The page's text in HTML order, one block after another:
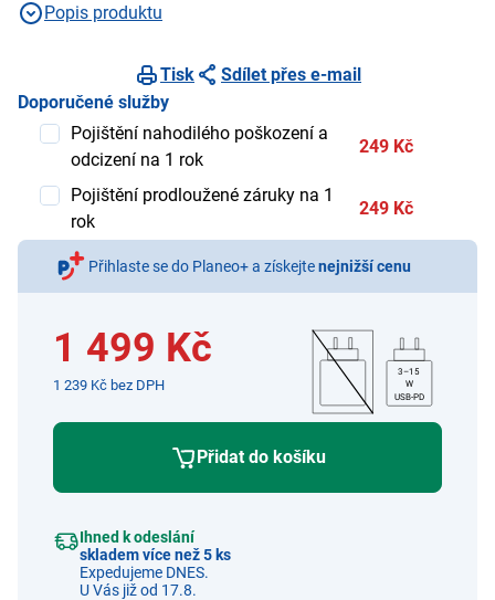
Popis produktu
Tisk
Sdílet přes e-mail
Doporučené služby
Pojištění nahodilého poškození a
odcizení na 1 rok
249 Kč
Pojištění prodloužené záruky na 1
rok
249 Kč
Přihlaste se do Planeo+ a získejtenejnižší cenu
1 499 Kč
1 239 Kč bez DPH
3–15
W
USB-PD
Přidat do košíku
Ihned k odeslání
skladem více než 5 ks
Expedujeme DNES.
U Vás již od 17.8.